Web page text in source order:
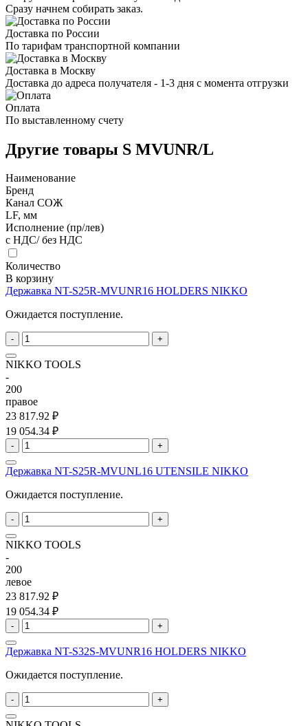
Сразу начнем собирать заказ.
Доставка по России
По тарифам транспортной компании
Доставка в Москву
Доставка до адреса получателя - 1-3 дня с момента отгрузки
Оплата
По выставленному счету
Другие товары S MVUNR/L
Наименование
Бренд
Канал СОЖ
LF, мм
Исполнение (пр/лев)
с НДС/ без НДС
Количество
В корзину
Державка NT-S25R-MVUNR16 HOLDERS NIKKO
Ожидается поступление.
- +
NIKKO TOOLS
-
200
правое
23 817.92 ₽
19 054.34 ₽
- +
Державка NT-S25R-MVUNL16 UTENSILE NIKKO
Ожидается поступление.
- +
NIKKO TOOLS
-
200
левое
23 817.92 ₽
19 054.34 ₽
- +
Державка NT-S32S-MVUNR16 HOLDERS NIKKO
Ожидается поступление.
- +